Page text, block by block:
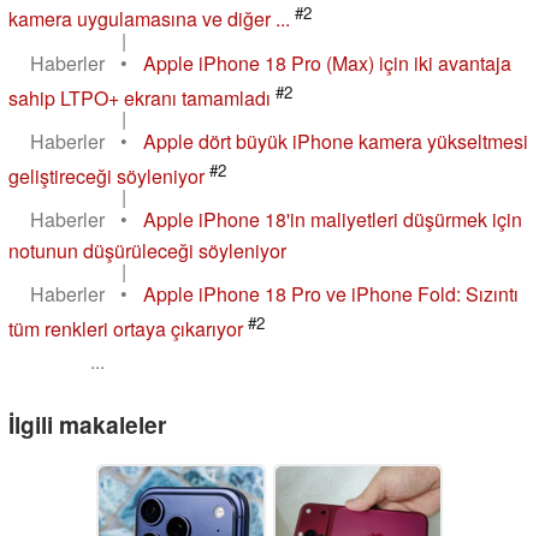
kamera uygulamasına ve diğer ... #2
|
Haberler
•
Apple iPhone 18 Pro (Max) için iki avantaja
sahip LTPO+ ekranı tamamladı #2
|
Haberler
•
Apple dört büyük iPhone kamera yükseltmesi
geliştireceği söyleniyor #2
|
Haberler
•
Apple iPhone 18'in maliyetleri düşürmek için
notunun düşürüleceği söyleniyor
|
Haberler
•
Apple iPhone 18 Pro ve iPhone Fold: Sızıntı
tüm renkleri ortaya çıkarıyor #2
...
İlgili makaleler